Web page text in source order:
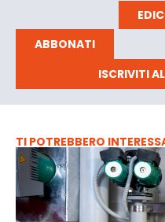
ABBONATI
ISCRIVITI
TI POTREBBERO